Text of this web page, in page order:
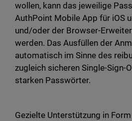
wollen, kann das jeweilige
AuthPoint Mobile App für iOS
und/oder der Browser-
werden. Das Ausfüllen der
automatisch im Sinne des
zugleich sicheren Single-Sign-
starken Passwörter.
Gezielte Unterstützung in